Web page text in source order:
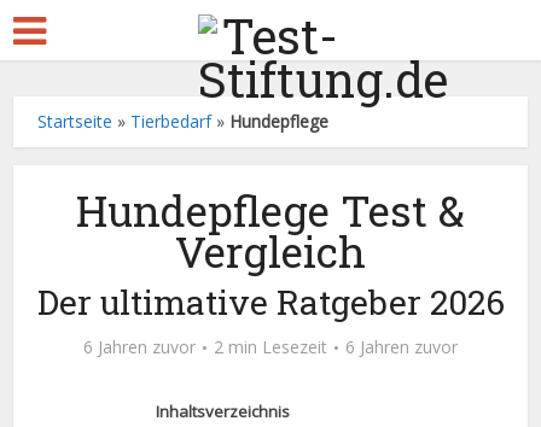
Startseite » Tierbedarf» Hundepflege
Hundepflege Test &
Vergleich
Der ultimative Ratgeber 2026
6 Jahren zuvor 2 min Lesezeit 6 Jahren zuvor
Inhaltsverzeichnis